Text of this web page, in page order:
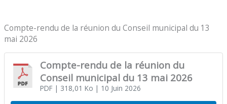
Compte-rendu de la réunion du Conseil municipal du 13
mai 2026
Compte-rendu de la réunion du
Conseil municipal du 13 mai 2026
PDF| 318,01 Ko | 10 Juin 2026